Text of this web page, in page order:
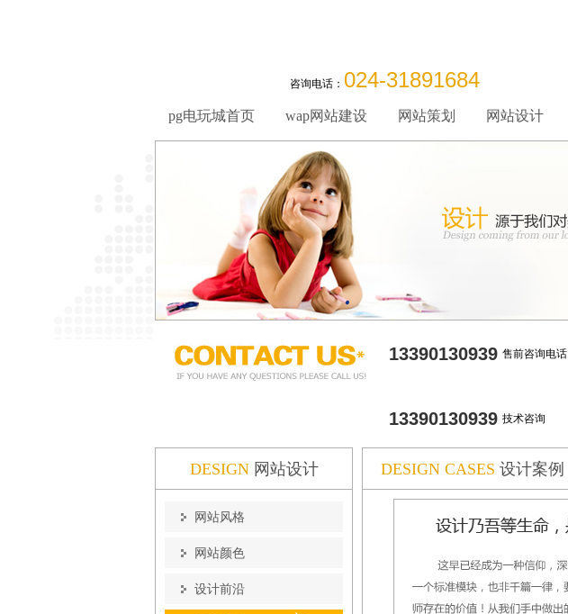
咨询电话： 024-31891684
pg电玩城首页 wap网站建设 网站策划 网站设计
13390130939 售前咨询电话
13390130939 技术咨询
DESIGN 网站设计
网站风格
网站颜色
设计前沿
DESIGN CASES 设计案例